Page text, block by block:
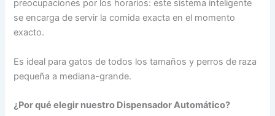
preocupaciones por los horarios: este sistema inteligente
se encarga de servir la comida exacta en el momento
exacto.
Es ideal para gatos de todos los tamaños y perros de raza
pequeña a mediana-grande.
¿Por qué elegir nuestro Dispensador Automático?